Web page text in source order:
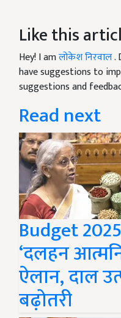
Like this
Hey! I amलोकेश निरवाल.
have suggestions to
suggestions and
Read next
Budget
‘दलहन
ऐलान, दाल
बढ़ोतरी